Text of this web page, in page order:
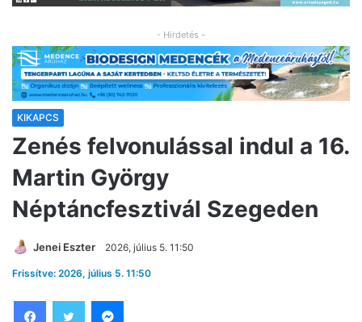
- Hirdetés -
KIKAPCS
Zenés felvonulással indul a 16.
Martin György
Néptáncfesztivál Szegeden
Jenei Eszter 2026, július 5. 11:50
Frissítve: 2026, július 5. 11:50